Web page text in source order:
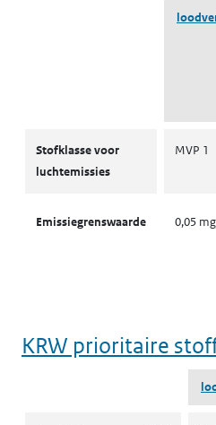
Stofklasse voor
luchtemissies
MVP 1
Emissiegrenswaarde 0,05
KRW prioritaire